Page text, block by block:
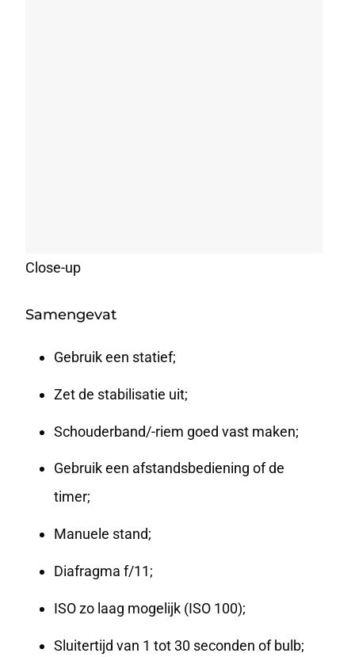
Close-up
Samengevat
Gebruik een statief;
Zet de stabilisatie uit;
Schouderband/-riem goed vast maken;
Gebruik een afstandsbediening of de
timer;
Manuele stand;
Diafragma f/11;
ISO zo laag mogelijk (ISO 100);
Sluitertijd van 1 tot 30 seconden of bulb;